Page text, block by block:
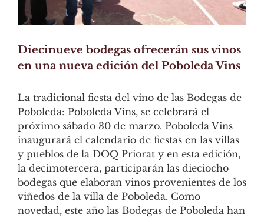
Diecinueve bodegas ofrecerán sus vinos
en una nueva edición del Poboleda Vins
La tradicional fiesta del vino de las Bodegas de
Poboleda: Poboleda Vins, se celebrará el
próximo sábado 30 de marzo. Poboleda Vins
inaugurará el calendario de fiestas en las villas
y pueblos de la DOQ Priorat y en esta edición,
la decimotercera, participarán las dieciocho
bodegas que elaboran vinos provenientes de los
viñedos de la villa de Poboleda. Como
novedad, este año las Bodegas de Poboleda han